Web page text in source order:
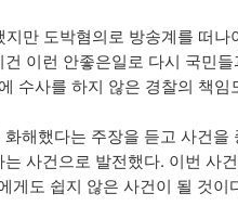
만 도박혐의로 방송계를 떠
이런 안좋은일로 다시 국민
수사를 하지 않은 경찰의 책임
해했다는 주장을 듣고 사건
사건으로 발전했다. 이번 사
게도 쉽지 않은 사건이 될 것이